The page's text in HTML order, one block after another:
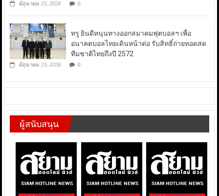
มิถุนายน 25, 2026 0
ทรู ยินดีหนุนทางออกสมาคมฟุตบอลฯ เพื่อ
อนาคตบอลไทยเดินหน้าต่อ รับสิทธิ์ถ่ายทอดสด
ทีมชาติไทยถึงปี 2572
มิถุนายน 25, 2026 0
ผู้สนับสนุน